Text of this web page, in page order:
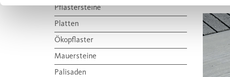
Pflastersteine
Platten
Ökopflaster
Mauersteine
Palisaden